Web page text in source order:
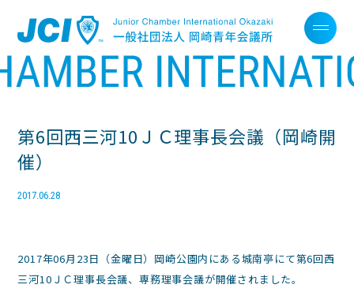
第6回西三河10ＪＣ理事長会議（岡崎開
催）
2017.06.28
2017年06月23日（金曜日）岡崎公園内にある城南亭にて第6回西
三河10ＪＣ理事長会議、専務理事会議が開催されました。